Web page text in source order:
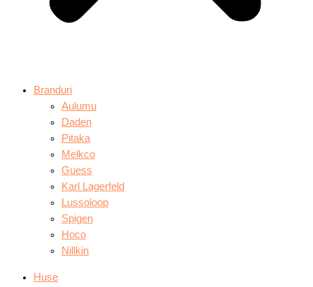
Branduri
Aulumu
Daden
Pitaka
Melkco
Guess
Karl Lagerfeld
Lussoloop
Spigen
Hoco
Nillkin
Huse